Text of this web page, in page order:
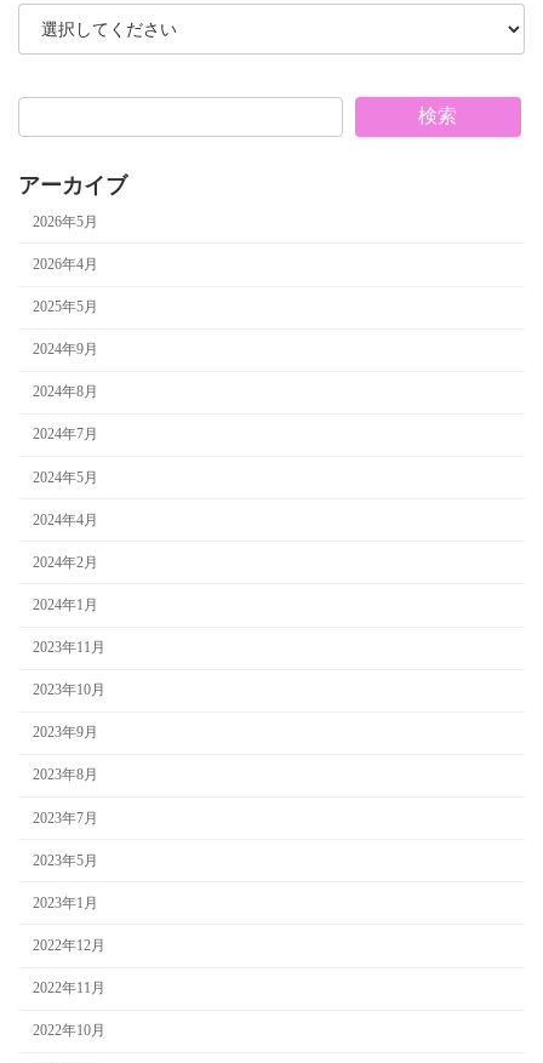
検索
アーカイブ
2026年5月
2026年4月
2025年5月
2024年9月
2024年8月
2024年7月
2024年5月
2024年4月
2024年2月
2024年1月
2023年11月
2023年10月
2023年9月
2023年8月
2023年7月
2023年5月
2023年1月
2022年12月
2022年11月
2022年10月